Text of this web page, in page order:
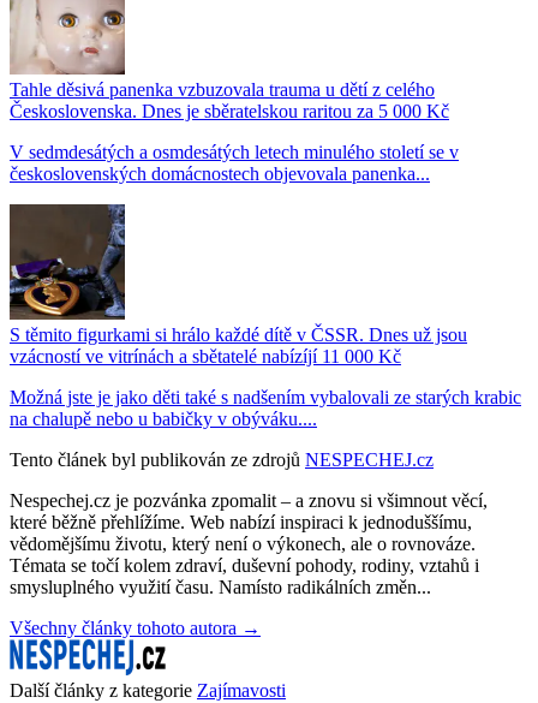
Tahle děsivá panenka vzbuzovala trauma u dětí z celého
Československa. Dnes je sběratelskou raritou za 5 000 Kč
V sedmdesátých a osmdesátých letech minulého století se v
československých domácnostech objevovala panenka...
S těmito figurkami si hrálo každé dítě v ČSSR. Dnes už jsou
vzácností ve vitrínách a sbětatelé nabízíjí 11 000 Kč
Možná jste je jako děti také s nadšením vybalovali ze starých krabic
na chalupě nebo u babičky v obýváku....
Tento článek byl publikován ze zdrojů NESPECHEJ.cz
Nespechej.cz je pozvánka zpomalit – a znovu si všimnout věcí,
které běžně přehlížíme. Web nabízí inspiraci k jednoduššímu,
vědomějšímu životu, který není o výkonech, ale o rovnováze.
Témata se točí kolem zdraví, duševní pohody, rodiny, vztahů i
smysluplného využití času. Namísto radikálních změn...
Všechny články tohoto autora →
Další články z kategorie Zajímavosti